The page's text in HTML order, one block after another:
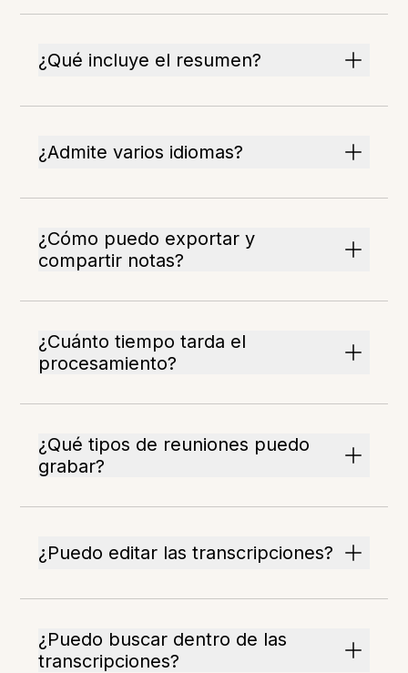
¿Qué incluye el resumen?
¿Admite varios idiomas?
¿Cómo puedo exportar y
compartir notas?
¿Cuánto tiempo tarda el
procesamiento?
¿Qué tipos de reuniones puedo
grabar?
¿Puedo editar las transcripciones?
¿Puedo buscar dentro de las
transcripciones?